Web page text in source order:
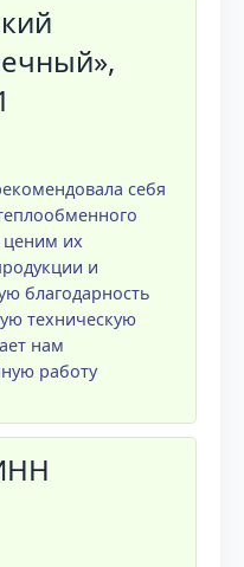
себя
их
и
благодарность
техническую
нам
работу